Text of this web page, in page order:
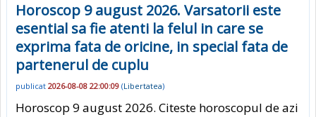
Horoscop 9 august 2026. Varsatorii este
esential sa fie atenti la felul in care se
exprima fata de oricine, in special fata de
partenerul de cuplu
publicat 2026-08-08 22:00:09 (Libertatea)
Horoscop 9 august 2026. Citeste horoscopul de azi